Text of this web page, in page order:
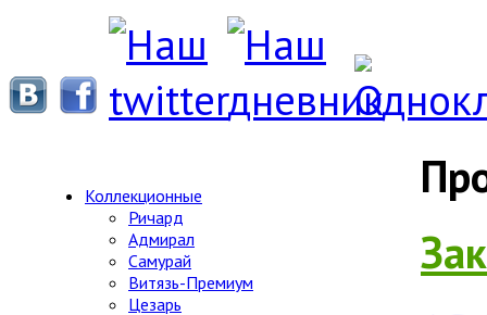
Коллекционные
Ричард
Адмирал
Самурай
Витязь-Премиум
Цезарь